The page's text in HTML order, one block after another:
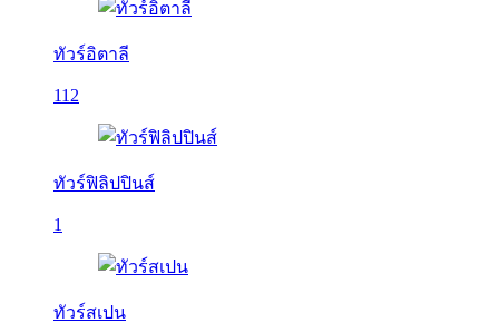
ทัวร์อิตาลี
112
ทัวร์ฟิลิปปินส์
1
ทัวร์สเปน